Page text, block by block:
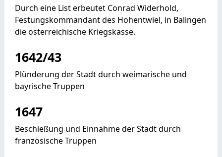
Durch eine List erbeutet Conrad Widerhold,
Festungskommandant des Hohentwiel, in Balingen
die österreichische Kriegskasse.
1642/43
Plünderung der Stadt durch weimarische und
bayrische Truppen
1647
Beschießung und Einnahme der Stadt durch
französische Truppen